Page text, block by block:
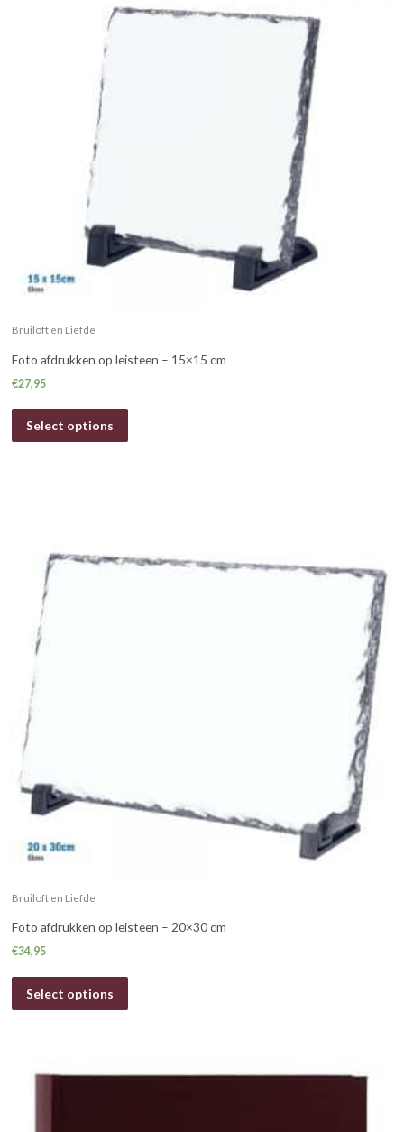
Bruiloft en Liefde
Foto afdrukken op leisteen – 15×15 cm
€27,95
Select options
Bruiloft en Liefde
Foto afdrukken op leisteen – 20×30 cm
€34,95
Select options